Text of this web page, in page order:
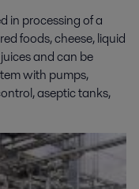
in processing of a
foods, cheese, liquid
and can be
with pumps,
aseptic tanks,